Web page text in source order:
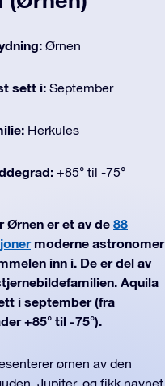
Ørnen
sett i: September
Herkules
+85° til -75°
Ørnen er et av de 88
moderne astronomer
inn i. De er del av
Aquila
i september (fra
+85° til -75°).
ørnen av den
Jupiter, og fikk navnet